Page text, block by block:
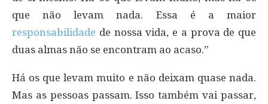
que não levam nada. Essa é a maior
responsabilidade de nossa vida, e a prova de que
duas almas não se encontram ao acaso.”
Há os que levam muito e não deixam quase nada.
Mas as pessoas passam. Isso também vai passar,